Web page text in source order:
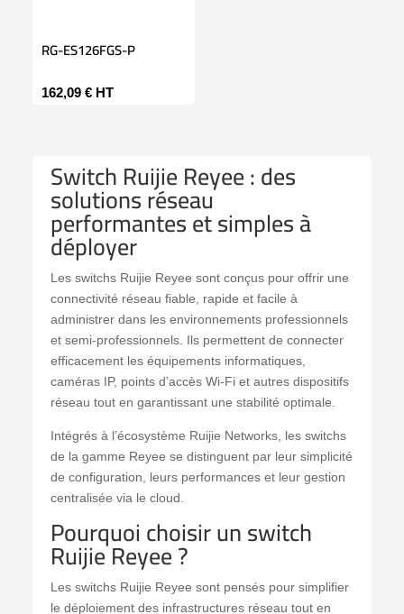
RG-ES126FGS-P
162,09 € HT
Switch Ruijie Reyee : des
solutions réseau
performantes et simples à
déployer
Les switchs Ruijie Reyee sont conçus pour offrir une
connectivité réseau fiable, rapide et facile à
administrer dans les environnements professionnels
et semi-professionnels. Ils permettent de connecter
efficacement les équipements informatiques,
caméras IP, points d’accès Wi-Fi et autres dispositifs
réseau tout en garantissant une stabilité optimale.
Intégrés à l’écosystème Ruijie Networks, les switchs
de la gamme Reyee se distinguent par leur simplicité
de configuration, leurs performances et leur gestion
centralisée via le cloud.
Pourquoi choisir un switch
Ruijie Reyee ?
Les switchs Ruijie Reyee sont pensés pour simplifier
le déploiement des infrastructures réseau tout en